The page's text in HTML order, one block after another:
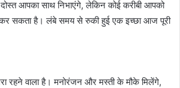
आपका साथ निभाएंगे, लेकिन कोई करीबी आपको
सकता है। लंबे समय से रुकी हुई एक इच्छा आज पूरी
रहने वाला है। मनोरंजन और मस्ती के मौके मिलेंगे,